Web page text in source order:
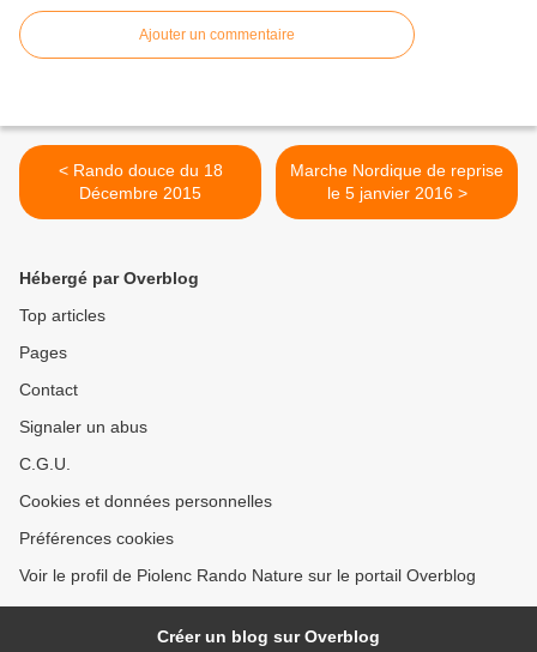
Ajouter un commentaire
< Rando douce du 18
Décembre 2015
Marche Nordique de reprise
le 5 janvier 2016 >
Hébergé par Overblog
Top articles
Pages
Contact
Signaler un abus
C.G.U.
Cookies et données personnelles
Préférences cookies
Voir le profil de Piolenc Rando Nature sur le portail Overblog
Créer un blog sur Overblog